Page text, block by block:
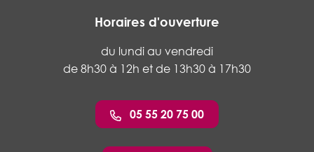
Horaires d'ouverture
du lundi au vendredi
de 8h30 à 12h et de 13h30 à 17h30
05 55 20 75 00